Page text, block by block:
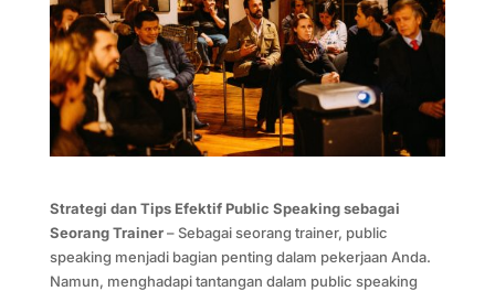
Strategi dan Tips Efektif Public Speaking sebagai
Seorang Trainer– Sebagai seorang trainer, public
speaking menjadi bagian penting dalam pekerjaan Anda.
Namun, menghadapi tantangan dalam public speaking